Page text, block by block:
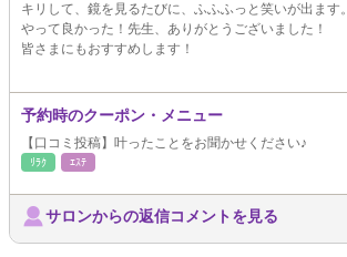
キリして、鏡を見るたびに、ふふふっと笑いが出ます。
やって良かった！先生、ありがとうございました！
皆さまにもおすすめします！
予約時のクーポン・メニュー
【口コミ投稿】叶ったことをお聞かせください♪
ﾘﾗｸ ｴｽﾃ
サロンからの返信コメントを見る